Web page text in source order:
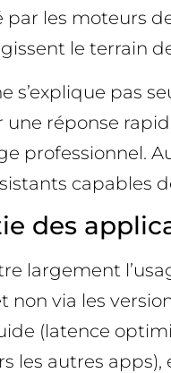
les moteurs
le terrain
s’explique pas
réponse
professionnel.
des
largement
via les
(latence
les autres